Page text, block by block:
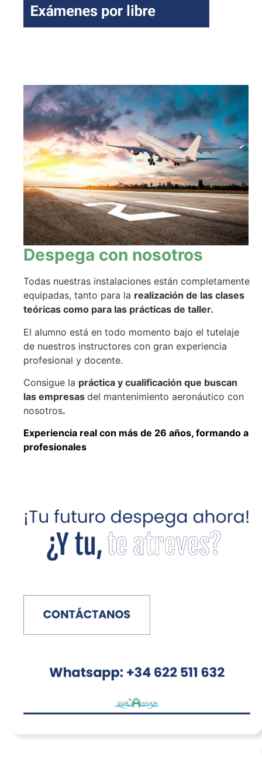
Despega con nosotros
Todas nuestras instalaciones están completamente
equipadas, tanto para la realización de las clases
teóricas como para las prácticas de taller.
El alumno está en todo momento bajo el tutelaje
de nuestros instructores con gran experiencia
profesional y docente.
Consigue la práctica y cualificación que buscan
las empresas del mantenimiento aeronáutico con
nosotros.
Experiencia real con más de 26 años, formando a
profesionales